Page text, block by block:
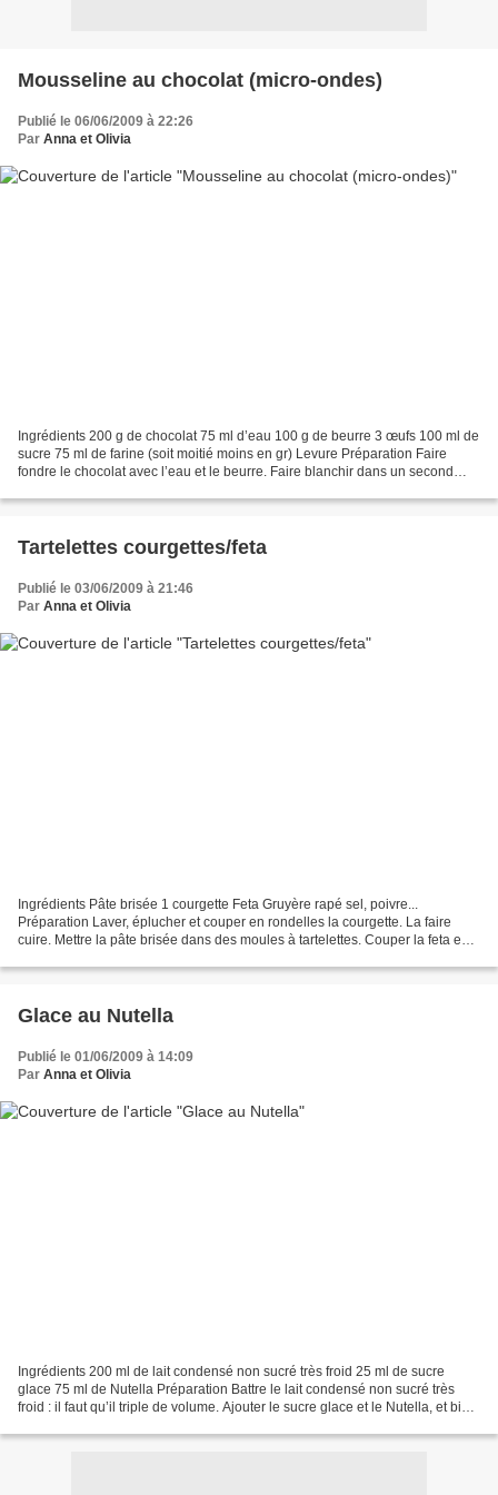
Mousseline au chocolat (micro-ondes)
Publié le 06/06/2009 à 22:26
Par Anna et Olivia
Ingrédients 200 g de chocolat 75 ml d’eau 100 g de beurre 3 œufs 100 ml de
sucre 75 ml de farine (soit moitié moins en gr) Levure Préparation Faire
fondre le chocolat avec l’eau et le beurre. Faire blanchir dans un second
Tartelettes courgettes/feta
Publié le 03/06/2009 à 21:46
Par Anna et Olivia
Ingrédients Pâte brisée 1 courgette Feta Gruyère rapé sel, poivre...
Préparation Laver, éplucher et couper en rondelles la courgette. La faire
cuire. Mettre la pâte brisée dans des moules à tartelettes. Couper la feta en
Glace au Nutella
Publié le 01/06/2009 à 14:09
Par Anna et Olivia
Ingrédients 200 ml de lait condensé non sucré très froid 25 ml de sucre
glace 75 ml de Nutella Préparation Battre le lait condensé non sucré très
froid : il faut qu’il triple de volume. Ajouter le sucre glace et le Nutella, et bien